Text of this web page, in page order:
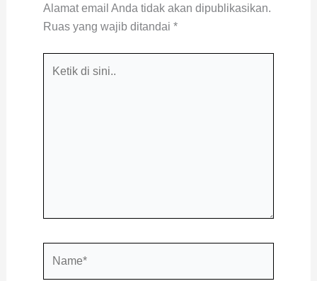
Alamat email Anda tidak akan dipublikasikan.
Ruas yang wajib ditandai *